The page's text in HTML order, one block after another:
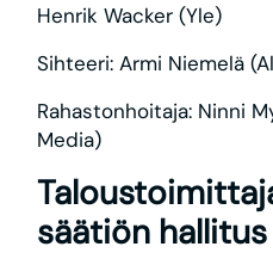
Henrik Wacker (Yle)
Sihteeri: Armi Niemelä
Rahastonhoitaja: Ninni
Media)
säätiön hallitus